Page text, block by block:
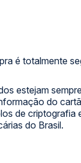
é totalmente
estejam
do
de criptografia
do Brasil.